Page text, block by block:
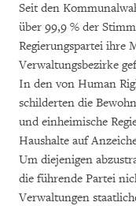
Seit den
über 99,9 % der
Regierungspartei ihre
Verwaltungsbezirke
In den von Human
schilderten die
und einheimische
Haushalte auf
Um diejenigen
die führende Partei
Verwaltungen